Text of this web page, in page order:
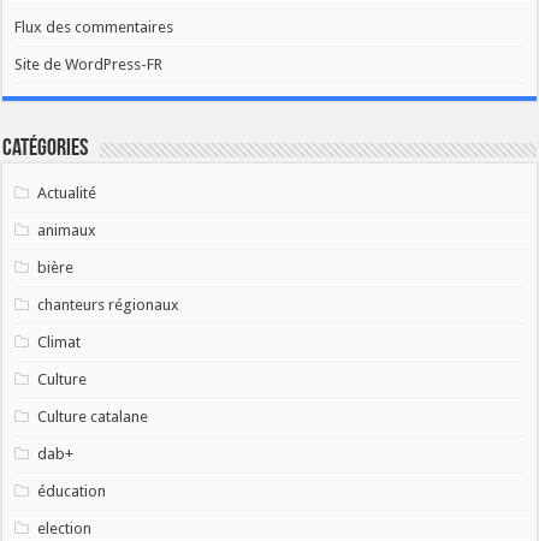
Flux des commentaires
Site de WordPress-FR
Catégories
Actualité
animaux
bière
chanteurs régionaux
Climat
Culture
Culture catalane
dab+
éducation
election